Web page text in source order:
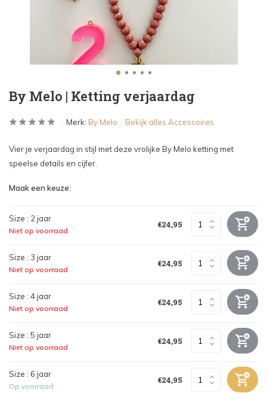
By Melo | Ketting verjaardag
Merk: By Melo Bekijk alles Accessoires
Vier je verjaardag in stijl met deze vrolijke By Melo ketting met
speelse details en cijfer.
Maak een keuze:
Size : 2 jaar
Niet op voorraad
€24,95
Size : 3 jaar
Niet op voorraad
€24,95
Size : 4 jaar
Niet op voorraad
€24,95
Size : 5 jaar
Niet op voorraad
€24,95
Size : 6 jaar
Op voorraad
€24,95